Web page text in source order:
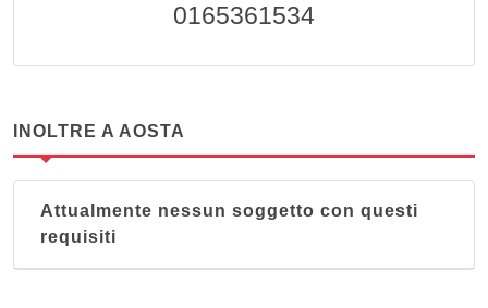
0165361534
INOLTRE A AOSTA
Attualmente nessun soggetto con questi
requisiti